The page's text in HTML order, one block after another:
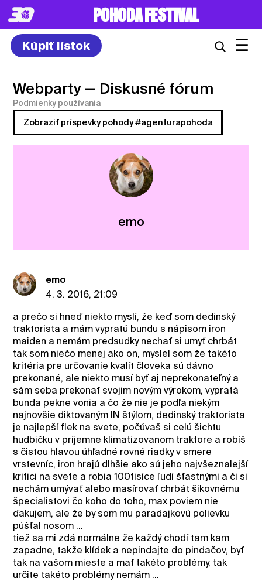
POHODA FESTIVAL
Kúpiť lístok ☰
Webparty — Diskusné fórum
Podmienky používania
Zobraziť príspevky pohody #agenturapohoda
emo
emo
4. 3. 2016, 21:09
a prečo si hneď niekto myslí, že keď som dedinský
traktorista a mám vypratú bundu s nápisom iron
maiden a nemám predsudky nechať si umyť chrbát
tak som niečo menej ako on, myslel som že takéto
kritéria pre určovanie kvalít človeka sú dávno
prekonané, ale niekto musí byť aj neprekonateľný a
sám seba prekonať svojim novým výrokom, vypratá
bunda pekne vonia a čo že nie je podľa niekým
najnovšie diktovaným IN štýlom, dedinský traktorista
je najlepší flek na svete, počúvaš si celú šichtu
hudbičku v príjemne klimatizovanom traktore a robíš
s čistou hlavou úhľadné rovné riadky v smere
vrstevníc, iron hrajú dlhšie ako sú jeho najvšeznalejší
kritici na svete a robia 100tisíce ľudí šťastnými a či si
nechám umývať alebo masírovať chrbát šikovnému
špecialistovi čo koho do toho, max poviem nie
ďakujem, ale že by som mu paradajkovú polievku
púšťal nosom ...
tiež sa mi zdá normálne že každý chodí tam kam
zapadne, takže klídek a nepindajte do pindačov, byť
tak na vašom mieste a mať takéto problémy, tak
určite takéto problémy nemám ...